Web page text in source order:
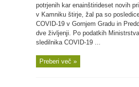
potrjenih kar enainštirideset novih
v Kamniku štirje, žal pa so
COVID-19 v Gornjem Gradu in
dve življenji. Po podatkih
sledilnika COVID-19 ...
Preberi več »